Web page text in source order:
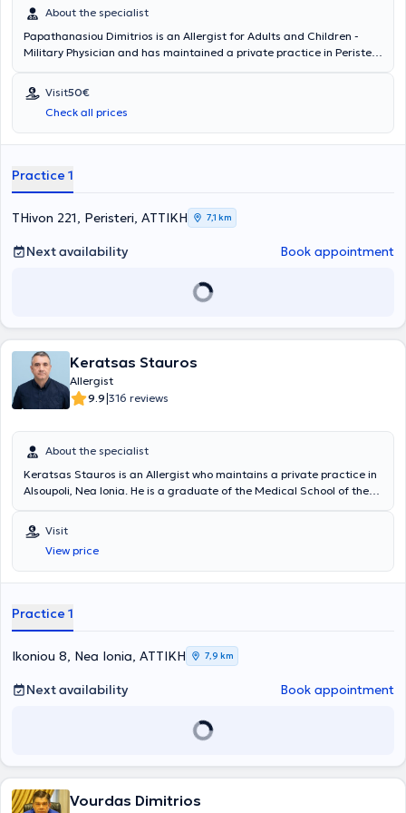
About the specialist
Papathanasiou Dimitrios is an Allergist for Adults and Children -
Military Physician and has maintained a private practice in Peristeri
Member of the European Academy of Allergy, Asthma & Clinical
Immunology. Since 2011, he has been a Consultant at the 251st
General Air Force Hospital. In his private practice, he provides a wide
range of services, tailored to the individual needs of each patient.
Visit50€
Check all prices
Practice 1
THivon 221, Peristeri, ΑΤΤΙΚΗ 7,1 km
Next availability Book appointment
Keratsas Stauros
Allergist
9.9|316 reviews
About the specialist
Keratsas Stauros is an Allergist who maintains a private practice in
Alsoupoli, Nea Ionia. He is a graduate of the Medical School of the
specialty training at the General Hospital of Athens "Laiko".
Currently, at his private practice, he offers a wide range of
specialized services that fully meet the patients' needs and ensure
their safety. Additionally, since 2012, he has been a Scientific
member of the Hellenic Allergy Society.
Visit
View price
Practice 1
Ikoniou 8, Nea Ionia, ΑΤΤΙΚΗ 7,9 km
Next availability Book appointment
Vourdas Dimitrios